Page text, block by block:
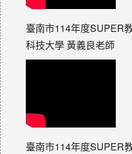
臺南市114年度SUPER
科技大學 黃義良老師
臺南市114年度SUPER